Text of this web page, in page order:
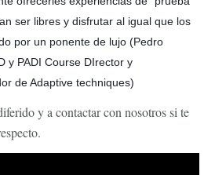
ser libres y disfrutar al igual que los
por un ponente de lujo (Pedro
y PADI Course DIrector y
de Adaptive techniques)
y a contactar con nosotros si te